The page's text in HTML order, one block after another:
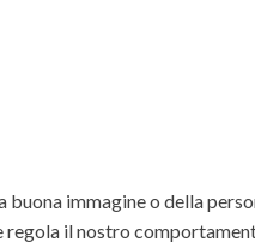
immagine o della
il nostro